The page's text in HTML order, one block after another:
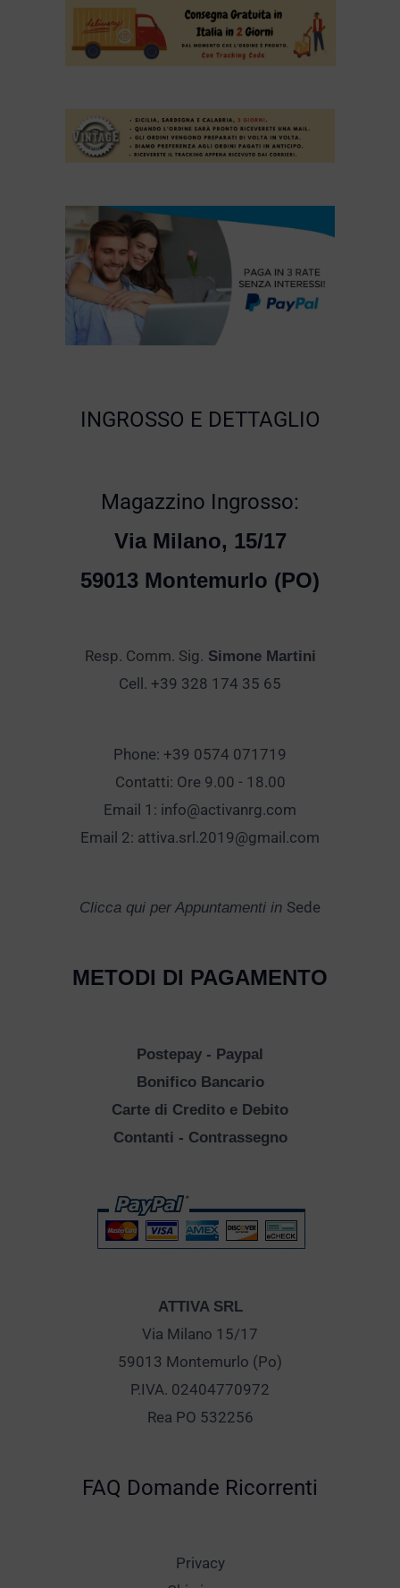
INGROSSO E DETTAGLIO
Magazzino Ingrosso:
Via Milano, 15/17
59013 Montemurlo (PO)
Resp. Comm. Sig. Simone Martini
Cell. +39 328 174 35 65
Phone: +39 0574 071719
Contatti: Ore 9.00 - 18.00
Email 1: info@activanrg.com
Email 2: attiva.srl.2019@gmail.com
Clicca qui per Appuntamenti in Sede
METODI DI PAGAMENTO
Postepay - Paypal
Bonifico Bancario
Carte di Credito e Debito
Contanti - Contrassegno
ATTIVA SRL
Via Milano 15/17
59013 Montemurlo (Po)
P.IVA. 02404770972
Rea PO 532256
FAQ Domande Ricorrenti
Privacy